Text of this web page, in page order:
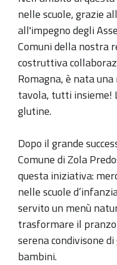
nelle scuole, grazie
all'impegno degli
Comuni della nostra
costruttiva
Romagna, è nata
tavola, tutti insieme!
glutine.
Dopo il grande
Comune di Zola
questa iniziativa:
nelle scuole
servito un menù
trasformare il
serena condivisone
bambini.